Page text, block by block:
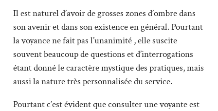
Il est naturel d’avoir de grosses zones d’ombre dans
son avenir et dans son existence en général. Pourtant
la voyance ne fait pas l’unanimité , elle suscite
souvent beaucoup de questions et d’interrogations
étant donné le caractère mystique des pratiques, mais
aussi la nature très personnalisée du service.
Pourtant c’est évident que consulter une voyante est